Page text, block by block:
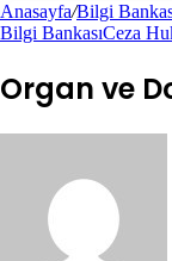
Anasayfa/Bilgi
Bilgi BankasıCeza
Organ ve